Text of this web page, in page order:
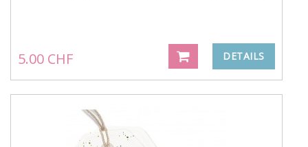
5.00 CHF DETAILS